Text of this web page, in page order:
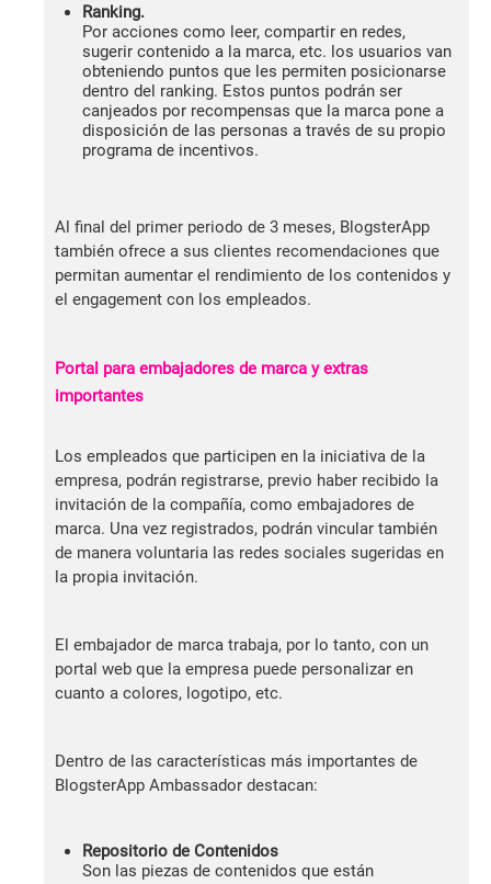
Ranking.
Por acciones como leer, compartir en redes,
sugerir contenido a la marca, etc. los usuarios van
obteniendo puntos que les permiten posicionarse
dentro del ranking. Estos puntos podrán ser
canjeados por recompensas que la marca pone a
disposición de las personas a través de su propio
programa de incentivos.
Al final del primer periodo de 3 meses, BlogsterApp
también ofrece a sus clientes recomendaciones que
permitan aumentar el rendimiento de los contenidos y
el engagement con los empleados.
Portal para embajadores de marca y extras
importantes
Los empleados que participen en la iniciativa de la
empresa, podrán registrarse, previo haber recibido la
invitación de la compañía, como embajadores de
marca. Una vez registrados, podrán vincular también
de manera voluntaria las redes sociales sugeridas en
la propia invitación.
El embajador de marca trabaja, por lo tanto, con un
portal web que la empresa puede personalizar en
cuanto a colores, logotipo, etc.
Dentro de las características más importantes de
BlogsterApp Ambassador destacan:
Repositorio de Contenidos
Son las piezas de contenidos que están